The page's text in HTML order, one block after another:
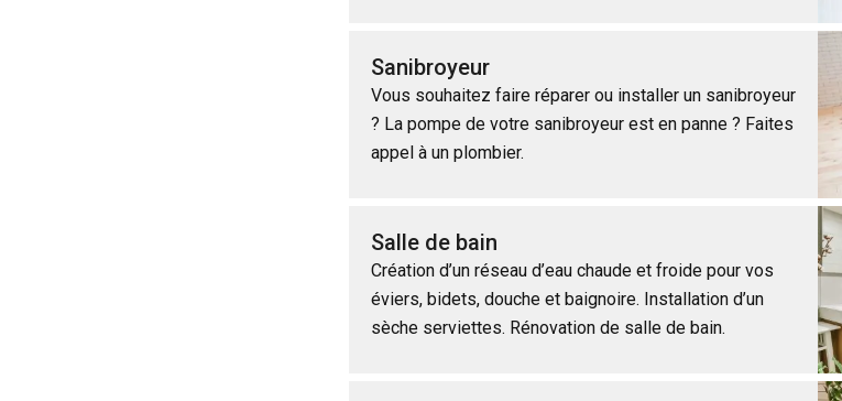
Sanibroyeur
Vous souhaitez faire réparer ou installer un sanibroyeur
? La pompe de votre sanibroyeur est en panne ? Faites
appel à un plombier.
Salle de bain
Création d’un réseau d’eau chaude et froide pour vos
éviers, bidets, douche et baignoire. Installation d’un
sèche serviettes. Rénovation de salle de bain.